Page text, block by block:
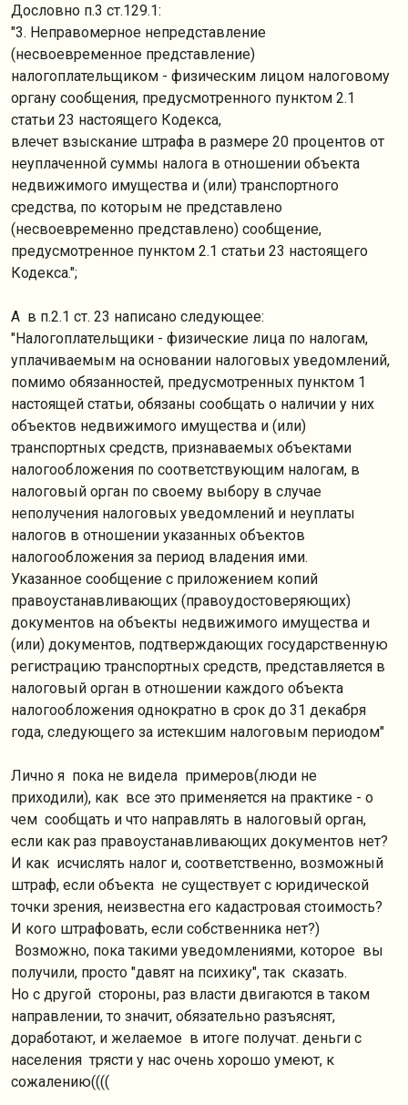
Дословно п.3 ст.129.1:
"3. Неправомерное непредставление
(несвоевременное представление)
налогоплательщиком - физическим лицом налоговому
органу сообщения, предусмотренного пунктом 2.1
статьи 23 настоящего Кодекса,
влечет взыскание штрафа в размере 20 процентов от
неуплаченной суммы налога в отношении объекта
недвижимого имущества и (или) транспортного
средства, по которым не представлено
(несвоевременно представлено) сообщение,
предусмотренное пунктом 2.1 статьи 23 настоящего
Кодекса.";
А в п.2.1 ст. 23 написано следующее:
"Налогоплательщики - физические лица по налогам,
уплачиваемым на основании налоговых уведомлений,
помимо обязанностей, предусмотренных пунктом 1
настоящей статьи, обязаны сообщать о наличии у них
объектов недвижимого имущества и (или)
транспортных средств, признаваемых объектами
налогообложения по соответствующим налогам, в
налоговый орган по своему выбору в случае
неполучения налоговых уведомлений и неуплаты
налогов в отношении указанных объектов
налогообложения за период владения ими.
Указанное сообщение с приложением копий
правоустанавливающих (правоудостоверяющих)
документов на объекты недвижимого имущества и
(или) документов, подтверждающих государственную
регистрацию транспортных средств, представляется в
налоговый орган в отношении каждого объекта
налогообложения однократно в срок до 31 декабря
года, следующего за истекшим налоговым периодом"
Лично я пока не видела примеров(люди не
приходили), как все это применяется на практике - о
чем сообщать и что направлять в налоговый орган,
если как раз правоустанавливающих документов нет?
И как исчислять налог и, соответственно, возможный
штраф, если объекта не существует с юридической
точки зрения, неизвестна его кадастровая стоимость?
И кого штрафовать, если собственника нет?)
Возможно, пока такими уведомлениями, которое вы
получили, просто "давят на психику", так сказать.
Но с другой стороны, раз власти двигаются в таком
направлении, то значит, обязательно разъяснят,
доработают, и желаемое в итоге получат. деньги с
населения трясти у нас очень хорошо умеют, к
сожалению((((